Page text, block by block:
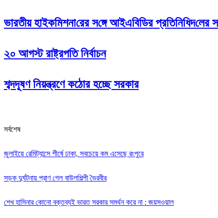
ভারতীয় হাইক‌মিশনা‌রের স‌ঙ্গে আইএবিডির প্রতি‌নি‌ধিদ‌লের
২০ আগস্ট রাষ্ট্রপতি নির্বাচন
শব্দদূষণ নিয়ন্ত্রণে কঠোর হচ্ছে সরকার
সর্বশেষ
জুলাইয়ে রেমিট্যান্সে শীর্ষে ঢাকা, সবচেয়ে কম এসেছে রংপুরে
সড়ক দুর্ঘটনায় প্রাণ গেল বাউলশিল্পী ভৈরবীর
‌শেখ হাসিনার কোনো বক্তব্যই ভারত সরকার সমর্থন করে না : জয়সওয়াল